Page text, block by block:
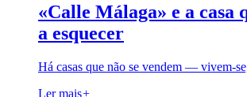
«Calle Málaga» e a casa
a esquecer
Há casas que não se vendem — vivem-
Ler mais+